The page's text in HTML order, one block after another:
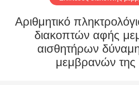
ΠΟΙΟΤΙΚΌΣ
ΈΛΕΓΧΟΣ
Αριθμητικό
διακοπτών αφής
αισθητήρων
μεμβρανών της